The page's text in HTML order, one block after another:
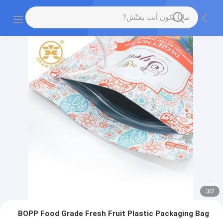
2
/
3
BOPP Food Grade Fresh Fruit Plastic Packaging Bag